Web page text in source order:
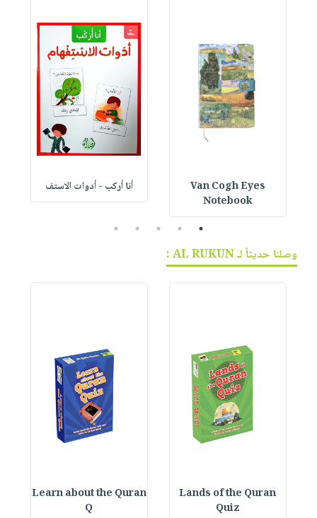
Van Cogh Eyes
Notebook
أنا أركب - أدوات الاستف
1
2
3
4
5
وصلنا حديثاً لـ AL RUKUN :
Lands of the Quran
Quiz
Learn about the Quran
Q